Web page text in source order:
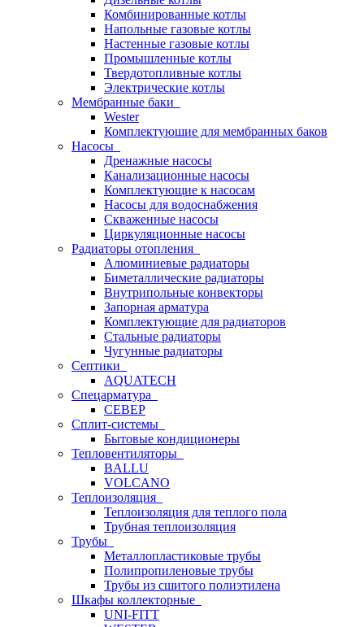
Комбинированные котлы
Напольные газовые котлы
Настенные газовые котлы
Промышленные котлы
Твердотопливные котлы
Электрические котлы
Мембранные баки
Wester
Комплектуюшие для мембранных баков
Насосы
Дренажные насосы
Канализационные насосы
Комплектующие к насосам
Насосы для водоснабжения
Скваженные насосы
Циркуляционные насосы
Радиаторы отопления
Алюминиевые радиаторы
Биметаллические радиаторы
Внутрипольные конвекторы
Запорная арматура
Комплектующие для радиаторов
Стальные радиаторы
Чугунные радиаторы
Септики
AQUATECH
Спецарматура
СЕВЕР
Сплит-системы
Бытовые кондиционеры
Тепловентиляторы
BALLU
VOLCANO
Теплоизоляция
Теплоизоляция для теплого пола
Трубная теплоизоляция
Трубы
Металлопластиковые трубы
Полипропиленовые трубы
Трубы из сшитого полиэтилена
Шкафы коллекторные
UNI-FITT